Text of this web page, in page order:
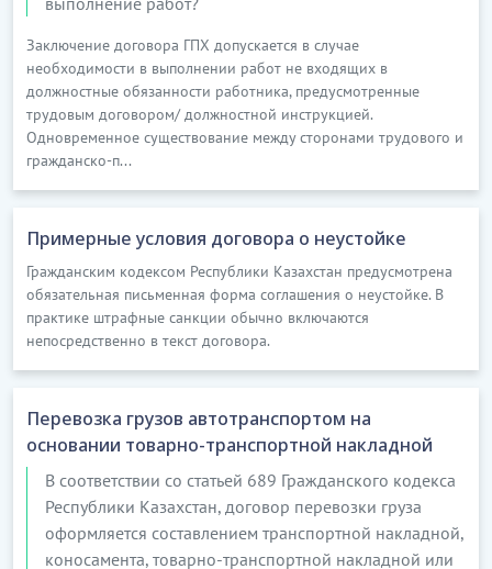
Заключение договора ГПХ допускается в случае
необходимости в выполнении работ не входящих в
должностные обязанности работника, предусмотренные
трудовым договором/ должностной инструкцией.
Одновременное существование между сторонами трудового и
гражданско-п...
Примерные условия договора о неустойке
Гражданским кодексом Республики Казахстан предусмотрена
обязательная письменная форма соглашения о неустойке. В
практике штрафные санкции обычно включаются
непосредственно в текст договора.
Перевозка грузов автотранспортом на
основании товарно-транспортной накладной
В соответствии со статьей 689 Гражданского кодекса
Республики Казахстан, договор перевозки груза
оформляется составлением транспортной накладной,
коносамента, товарно-транспортной накладной или